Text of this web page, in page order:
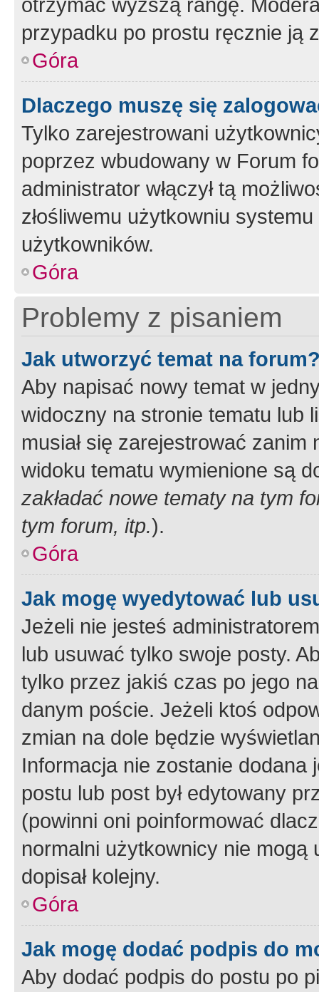
przypadku po prostu ręcznie ją
Góra
Dlaczego muszę się
Tylko zarejestrowani
poprzez wbudowany w Forum
administrator włączył tą
złośliwemu użytkowniu
użytkowników.
Góra
Problemy z pisaniem
Jak utworzyć temat na
Aby napisać nowy temat w
widoczny na stronie tematu lub
musiał się zarejestrować
widoku tematu wymienione są
zakładać nowe tematy na tym
tym forum, itp.).
Góra
Jak mogę wyedytować lub
Jeżeli nie jesteś
lub usuwać tylko swoje posty.
tylko przez jakiś czas po jego
danym poście. Jeżeli ktoś
zmian na dole będzie
Informacja nie zostanie dodana
postu lub post był edytowany
(powinni oni poinformować
normalni użytkownicy nie
dopisał kolejny.
Góra
Jak mogę dodać podpis do
Aby dodać podpis do postu po